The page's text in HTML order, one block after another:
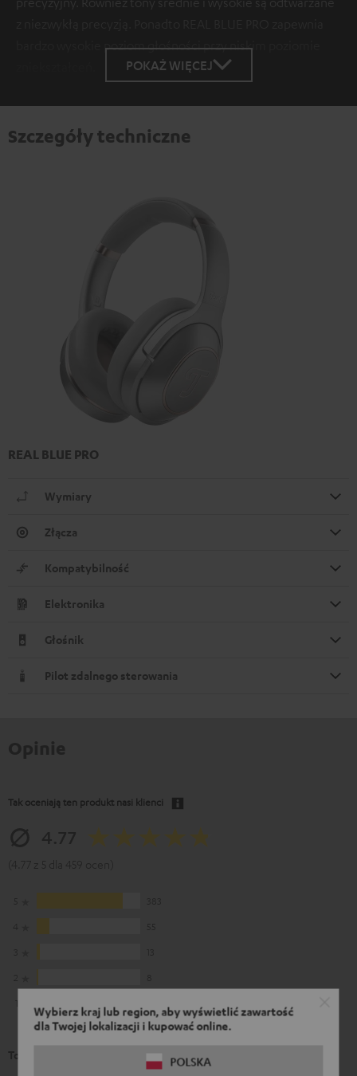
Wybierz kraj lub region, aby wyświetlić zawartość
dla Twojej lokalizacji i kupować online.
POLSKA
bardzo wysokie poziom głośności przy niskim poziomie
POKAŻ WIĘCEJ
Szczegóły techniczne
REAL BLUE PRO
Wymiary
Złącza
Kompatybilność
Elektronika
Głośnik
Pilot zdalnego sterowania
Tak oceniają ten produkt nasi klienci